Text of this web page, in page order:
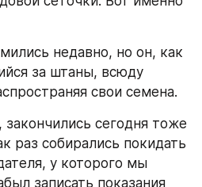
недавно, но он, как
за штаны, всюду
свои семена.
закончились сегодня тоже
раз собирались покидать
у которого мы
записать показания